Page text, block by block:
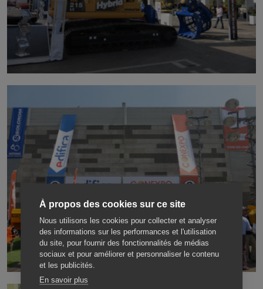
À propos des cookies sur ce site
Nous utilisons les cookies pour collecter et analyser
des informations sur les performances et l'utilisation
du site, pour fournir des fonctionnalités de médias
sociaux et pour améliorer et personnaliser le contenu
et les publicités.
En savoir plus